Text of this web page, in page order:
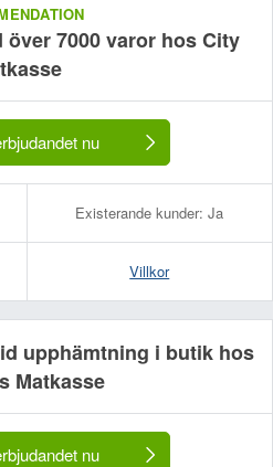
över 7000 varor hos City
nu
Existerande kunder: Ja
Villkor
upphämtning i butik hos
Matkasse
nu